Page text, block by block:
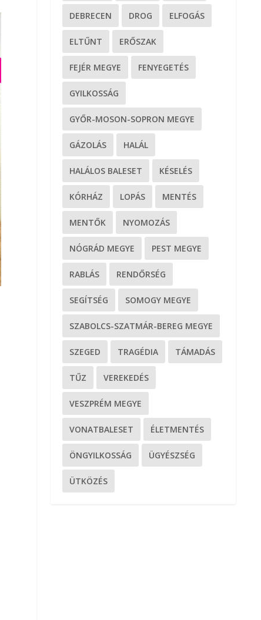
DEBRECEN DROG ELFOGÁS
ELTŰNT ERŐSZAK
FEJÉR MEGYE FENYEGETÉS
GYILKOSSÁG
GYŐR-MOSON-SOPRON MEGYE
GÁZOLÁS HALÁL
HALÁLOS BALESET KÉSELÉS
KÓRHÁZ LOPÁS MENTÉS
MENTŐK NYOMOZÁS
NÓGRÁD MEGYE PEST MEGYE
RABLÁS RENDŐRSÉG
SEGÍTSÉG SOMOGY MEGYE
SZABOLCS-SZATMÁR-BEREG MEGYE
SZEGED TRAGÉDIA TÁMADÁS
TŰZ VEREKEDÉS
VESZPRÉM MEGYE
VONATBALESET ÉLETMENTÉS
ÖNGYILKOSSÁG ÜGYÉSZSÉG
ÜTKÖZÉS